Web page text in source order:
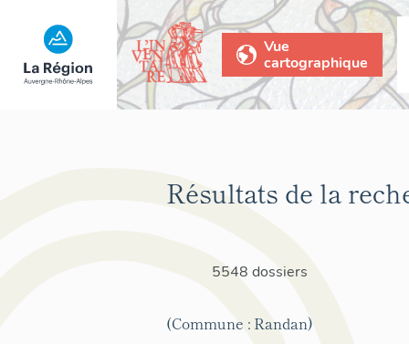
Vue
cartographique
Résultats de la
5548 dossiers
(Commune : Randan)